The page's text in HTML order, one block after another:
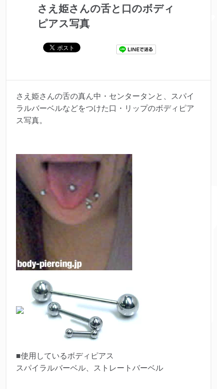
さえ姫さんの舌と口のボディ
ピアス写真
さえ姫さんの舌の真ん中・センタータンと、スパイ
ラルバーベルなどをつけた口・リップのボディピア
ス写真。
■使用しているボディピアス
スパイラルバーベル、ストレートバーベル